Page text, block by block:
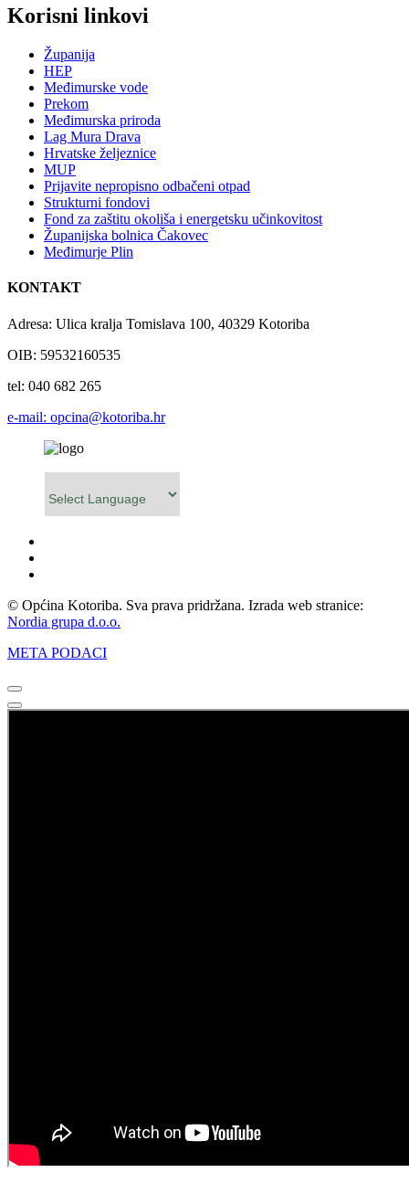
Korisni linkovi
Županija
HEP
Međimurske vode
Prekom
Međimurska priroda
Lag Mura Drava
Hrvatske željeznice
MUP
Prijavite nepropisno odbačeni otpad
Strukturni fondovi
Fond za zaštitu okoliša i energetsku učinkovitost
Županijska bolnica Čakovec
Međimurje Plin
KONTAKT
Adresa: Ulica kralja Tomislava 100, 40329 Kotoriba
OIB: 59532160535
tel: 040 682 265
e-mail: opcina@kotoriba.hr
© Općina Kotoriba. Sva prava pridržana. Izrada web stranice:
Nordia grupa d.o.o.
META PODACI